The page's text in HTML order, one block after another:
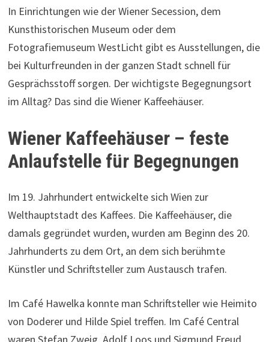
In Einrichtungen wie der Wiener Secession, dem
Kunsthistorischen Museum oder dem
Fotografiemuseum WestLicht gibt es Ausstellungen, die
bei Kulturfreunden in der ganzen Stadt schnell für
Gesprächsstoff sorgen. Der wichtigste Begegnungsort
im Alltag? Das sind die Wiener Kaffeehäuser.
Wiener Kaffeehäuser – feste
Anlaufstelle für Begegnungen
Im 19. Jahrhundert entwickelte sich Wien zur
Welthauptstadt des Kaffees. Die Kaffeehäuser, die
damals gegründet wurden, wurden am Beginn des 20.
Jahrhunderts zu dem Ort, an dem sich berühmte
Künstler und Schriftsteller zum Austausch trafen.
Im Café Hawelka konnte man Schriftsteller wie Heimito
von Doderer und Hilde Spiel treffen. Im Café Central